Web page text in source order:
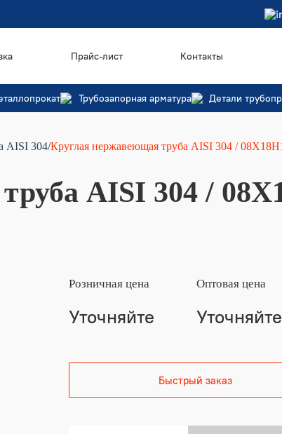
Прайс-лист Контакты
Трубозапорная арматура Детали
AISI 304/Круглая нержавеющая труба AISI 304 /
AISI 304 /
Розничная цена
Уточняйте
Оптовая цена
Уточняйте
Быстрый заказ